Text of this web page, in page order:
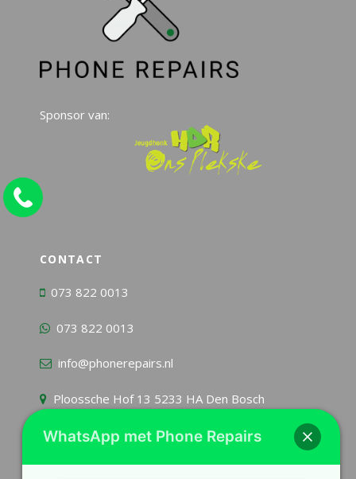
Sponsor van:
CONTACT
073 822 0013
073 822 0013
info@phonerepairs.nl
Ploossche Hof 13 5233 HA Den Bosch
54963303
WhatsApp met Phone Repairs